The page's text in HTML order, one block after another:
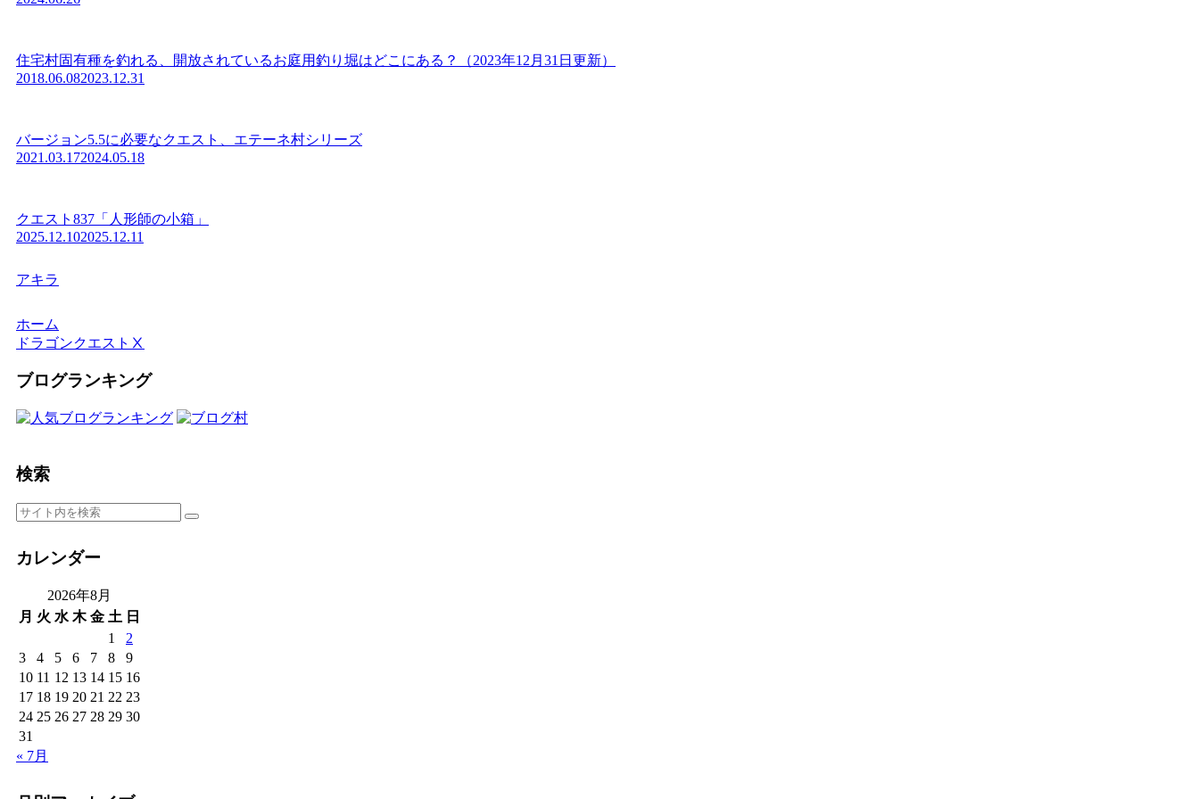
住宅村固有種を釣れる、開放されているお庭用釣り堀はどこにある？（2023年12月31日更新）
2018.06.082023.12.31
バージョン5.5に必要なクエスト、エテーネ村シリーズ
2021.03.172024.05.18
クエスト837「人形師の小箱」
2025.12.102025.12.11
アキラ
ホーム
ドラゴンクエストⅩ
ブログランキング
検索
カレンダー
2026年8月
月 火 水 木 金 土 日
1
2
3
4 5 6 7 8
9
10 11 12 13 14 15 16
17 18 19 20 21 22 23
24 25 26 27 28 29 30
31
« 7月